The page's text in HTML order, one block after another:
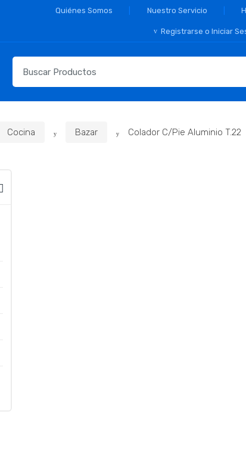
Quiénes Somos Nuestro Servicio
Registrarse o Iniciar
para:
Cocina Bazar Colador C/Pie Aluminio T.22